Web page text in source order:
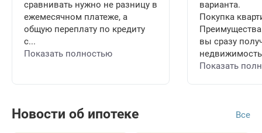
сравнивать нужно не разницу в
ежемесячном платеже, а
общую переплату по кредиту
с...
Показать полностью
варианта.
Покупка
Преимущества
вы сразу
Показать
Новости об ипотеке Все